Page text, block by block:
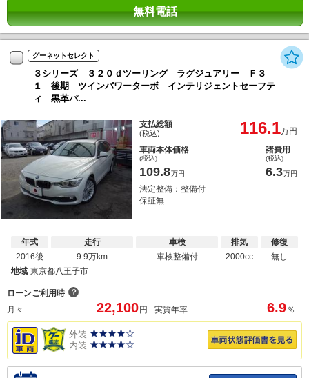
無料電話
グーネットセレクト
３シリーズ ３２０ｄツーリング ラグジュアリー Ｆ３
１ 後期 ツインパワーターボ インテリジェントセーフテ
ィ 黒革パ...
支払総額
(税込) 116.1万円
車両本体価格
(税込)
109.8万円
諸費用
(税込)
6.3万円
法定整備：整備付
保証無
年式
2016後
走行
9.9万km
車検
車検整備付
排気
2000cc
修復
無し
地域 東京都八王子市
ローンご利用時 ？
月々
22,100 円 実質年率 6.9 ％
外装
内装